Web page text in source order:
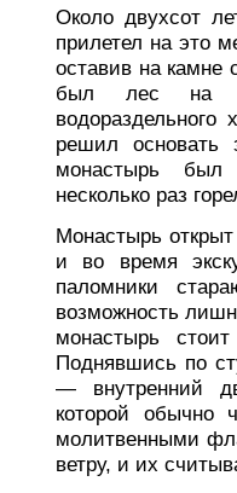
Около двухсот
прилетел на это
оставив на камне
был лес на
решил основать
монастырь был
несколько раз
Монастырь
и во время
паломники
возможность
монастырь
Поднявшись по
— внутренний
которой
молитвенными
ветру, и их